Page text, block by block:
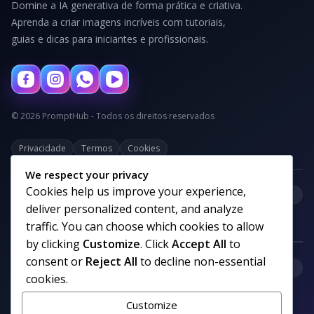
Domine a IA generativa de forma prática e criativa.
Aprenda a criar imagens incríveis com tutoriais,
guias e dicas para iniciantes e profissionais.
© 2026 PromptHub - Todos os direitos reservados
Privacidade Termos Cookies
Categorias
Links uteis
We respect your privacy
Cookies help us improve your experience,
deliver personalized content, and analyze
traffic. You can choose which cookies to allow
by clicking Customize. ClickAccept All to
consent or Reject All to decline non-essential
cookies.
Customize